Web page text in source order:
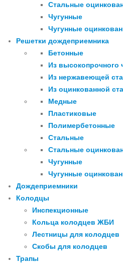
Стальные
Чугунные
Чугунные
Решетки дождеприемника
Бетонные
Из высокопрочного
Из нержавеющей
Из оцинкованной
Медные
Пластиковые
Полимербетонные
Стальные
Стальные
Чугунные
Чугунные
Дождеприемники
Колодцы
Инспекционные
Кольца колодцев ЖБИ
Лестницы для колодцев
Скобы для колодцев
Трапы